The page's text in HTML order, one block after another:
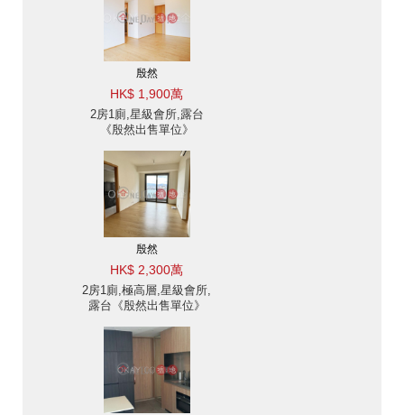
殷然
HK$ 1,900萬
2房1廁,星級會所,露台
《殷然出售單位》
殷然
HK$ 2,300萬
2房1廁,極高層,星級會所,
露台《殷然出售單位》